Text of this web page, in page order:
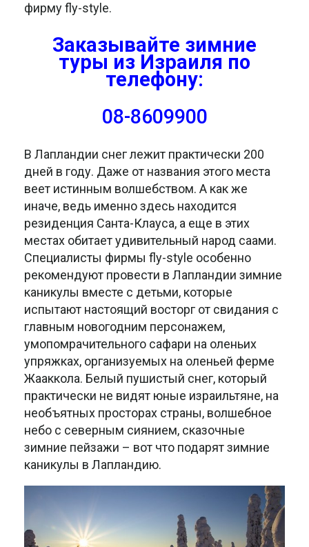
фирму fly-style.
Заказывайте зимние
туры из Израиля по
телефону:
08-8609900
В Лапландии снег лежит практически 200
дней в году. Даже от названия этого места
веет истинным волшебством. А как же
иначе, ведь именно здесь находится
резиденция Санта-Клауса, а еще в этих
местах обитает удивительный народ саами.
Специалисты фирмы fly-style особенно
рекомендуют провести в Лапландии зимние
каникулы вместе с детьми, которые
испытают настоящий восторг от свидания с
главным новогодним персонажем,
умопомрачительного сафари на оленьих
упряжках, организуемых на оленьей ферме
Жааккола. Белый пушистый снег, который
практически не видят юные израильтяне, на
необъятных просторах страны, волшебное
небо с северным сиянием, сказочные
зимние пейзажи – вот что подарят зимние
каникулы в Лапландию.